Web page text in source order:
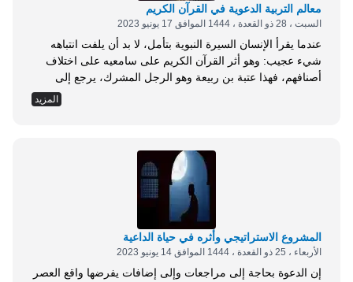
معالم التربية الدعوية في القرآن الكريم
السبت ، 28 ذو القعدة ، 1444 الموافق 17 يونيو 2023
عندما يقرأ الإنسان السيرة النبوية بتأمل، لا بد أن يلفت انتباهه
شيء عجيب: وهو أثر القرآن الكريم على سامعيه على اختلاف
أصنافهم، فهذا عتبة بن ربيعة وهو الرجل المشرك، يرجع إلى
أصحابه بعدما قرأ النبي صلى الله عليه وسلم عليه آيات من
سورة فصلت، فيقول بعضهم لبعض: نحلف بالله لقد جاءكم أبو
المزيد
المشروع الاستراتيجي وأثره في حياة الداعية
الأربعاء ، 25 ذو القعدة ، 1444 الموافق 14 يونيو 2023
إن الدعوة بحاجة إلى مراجعات وإلى إضافات يفرضها واقع العصر